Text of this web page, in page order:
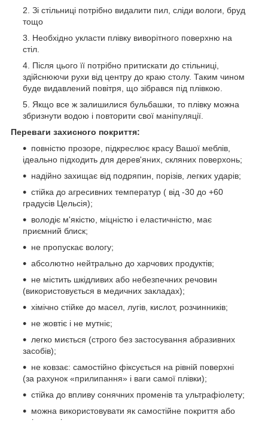
Зі стільниці потрібно видалити пил, сліди вологи, бруд
тощо
Необхідно укласти плівку виворітного поверхню на
стіл.
Після цього її потрібно притискати до стільниці,
здійснюючи рухи від центру до краю столу. Таким чином
буде видавлений повітря, що зібрався під плівкою.
Якщо все ж залишилися бульбашки, то плівку можна
збризнути водою і повторити свої маніпуляції.
Переваги захисного покриття:
повністю прозоре, підкреслює красу Вашої меблів,
ідеально підходить для дерев'яних, скляних поверхонь;
надійно захищає від подряпин, порізів, легких ударів;
стійка до агресивних температур ( від -30 до +60
градусів Цельсія);
володіє м'якістю, міцністю і еластичністю, має
приємний блиск;
не пропускає вологу;
абсолютно нейтрально до харчових продуктів;
не містить шкідливих або небезпечних речовин
(використовується в медичних закладах);
хімічно стійке до масел, лугів, кислот, розчинників;
не жовтіє і не мутніє;
легко миється (строго без застосування абразивних
засобів);
не ковзає: самостійно фіксується на рівній поверхні
(за рахунок «прилипання» і ваги самої плівки);
стійка до впливу сонячних променів та ультрафіолету;
можна використовувати як самостійне покриття або